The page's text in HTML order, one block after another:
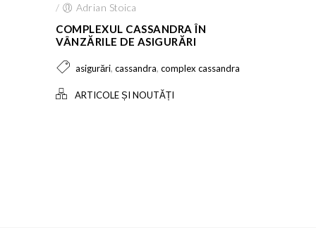
/
Adrian Stoica
COMPLEXUL CASSANDRA ÎN
VÂNZĂRILE DE ASIGURĂRI
asigurări, cassandra, complex cassandra
ARTICOLE ȘI NOUTĂȚI